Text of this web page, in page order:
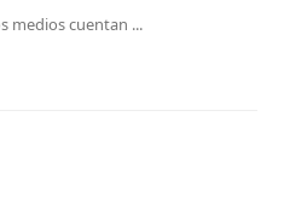
medios cuentan ...